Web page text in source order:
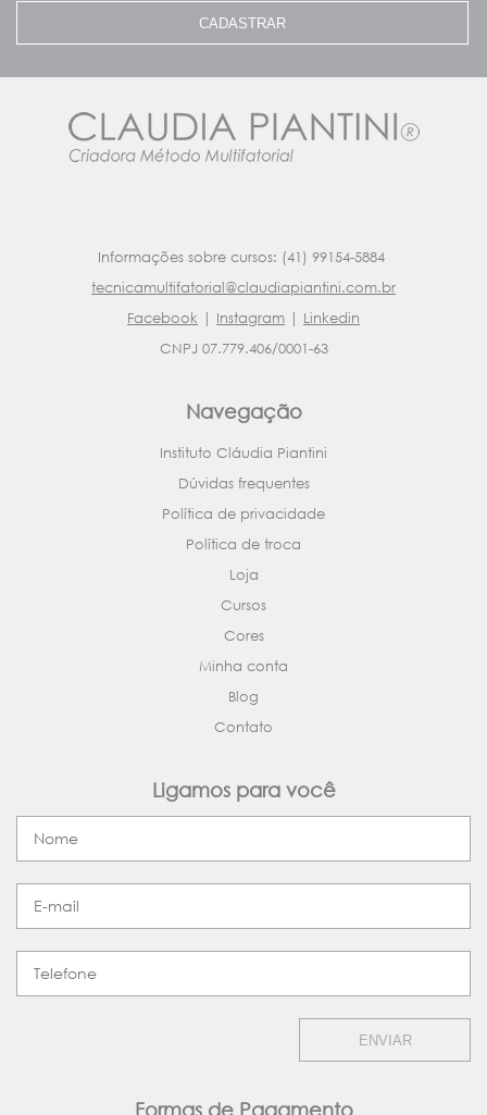
CADASTRAR
Informações sobre cursos: (41) 99154-5884
tecnicamultifatorial@claudiapiantini.com.br
Facebook | Instagram | Linkedin
CNPJ 07.779.406/0001-63
Navegação
Instituto Cláudia Piantini
Dúvidas frequentes
Política de privacidade
Política de troca
Loja
Cursos
Cores
Minha conta
Blog
Contato
Ligamos para você
ENVIAR
Formas de Pagamento